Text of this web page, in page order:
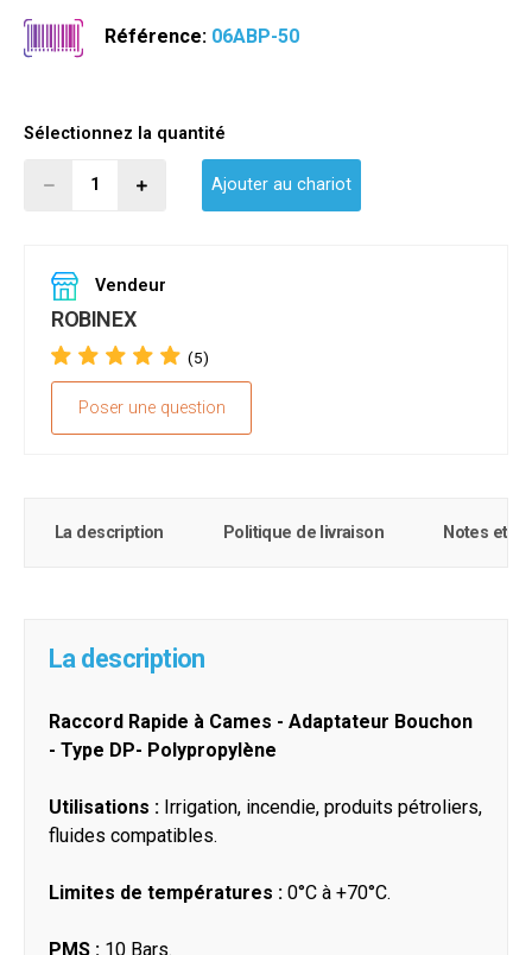
Référence: 06ABP-50
Sélectionnez la quantité
Ajouter au chariot
Vendeur
ROBINEX
(5)
Poser une question
La description Politique de livraison Notes et
La description
Raccord Rapide à Cames - Adaptateur Bouchon
- Type DP- Polypropylène
Utilisations : Irrigation, incendie, produits pétroliers,
fluides compatibles.
Limites de températures : 0°C à +70°C.
PMS : 10 Bars.